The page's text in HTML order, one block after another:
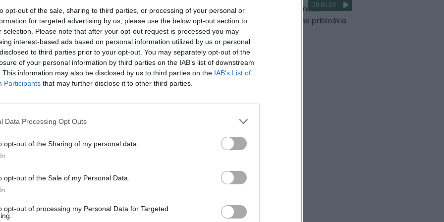
opt-out of the sale, sharing to third parties, or processing of your personal or
for targeted advertising by us, please use the below opt-out section to
selection. Please note that after your opt-out request is processed you may
interest-based ads based on personal information utilized by us or personal
to third parties prior to your opt-out. You may separately opt-out of the
of your personal information by third parties on the IAB’s list of downstream
This information may also be disclosed by us to third parties on the IAB’s List of
Participants that may further disclose it to other third parties.
Data Processing Opt Outs
opt-out of the Sharing of my personal data.
opt-out of the Sale of my Personal Data.
opt-out of processing my Personal Data for Targeted
(ASMR) nauda terapija
Kyjivas po naktinės atakos: liepsnos
Žinios Pasaulis
00:21:56
Kai neveikia technologijos: kaip
00:00:59
Nufilmavo, kaip patvino Vilniaus
Vakarinis aplinkkelis: vaizdas pribloškia
Žinios